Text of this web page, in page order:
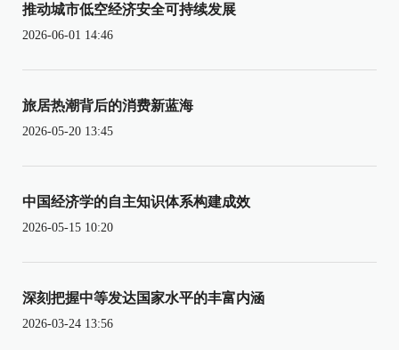
推动城市低空经济安全可持续发展
2026-06-01 14:46
旅居热潮背后的消费新蓝海
2026-05-20 13:45
中国经济学的自主知识体系构建成效
2026-05-15 10:20
深刻把握中等发达国家水平的丰富内涵
2026-03-24 13:56